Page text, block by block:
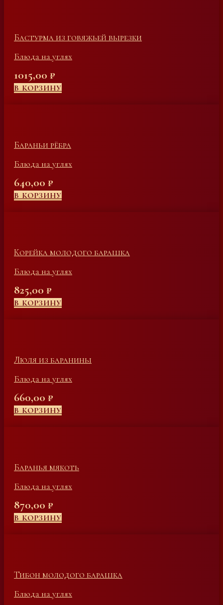
Бастурма из говяжьей вырезки
Блюда на углях
1015,00 ₽
В КОРЗИНУ
Бараньи рёбра
Блюда на углях
640,00 ₽
В КОРЗИНУ
Корейка молодого барашка
Блюда на углях
825,00 ₽
В КОРЗИНУ
Люля из баранины
Блюда на углях
660,00 ₽
В КОРЗИНУ
Баранья мякоть
Блюда на углях
870,00 ₽
В КОРЗИНУ
Тибон молодого барашка
Блюда на углях